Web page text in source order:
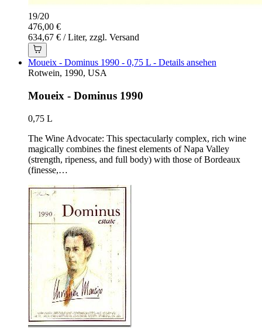
19/20
476,00 €
634,67 € / Liter, zzgl. Versand
Moueix - Dominus 1990 - 0,75 L - Details ansehen
Rotwein, 1990, USA
Moueix - Dominus 1990
0,75 L
The Wine Advocate: This spectacularly complex, rich wine
magically combines the finest elements of Napa Valley
(strength, ripeness, and full body) with those of Bordeaux
(finesse,…